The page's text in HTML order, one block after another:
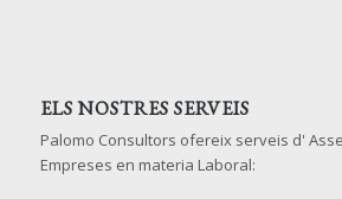
ELS NOSTRES SERVEIS
Palomo Consultors ofereix serveis d'
Empreses en materia Laboral: